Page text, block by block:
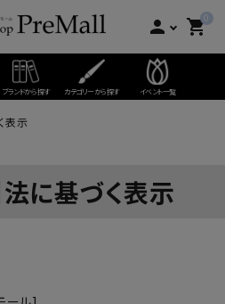
person 0
shopping_cart
ブランドから探す カテゴリーから探す イベント一覧
表示
に基づく表示